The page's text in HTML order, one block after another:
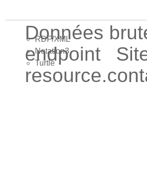
Données
RDF/XML
Notation3
Turtle
endpoint